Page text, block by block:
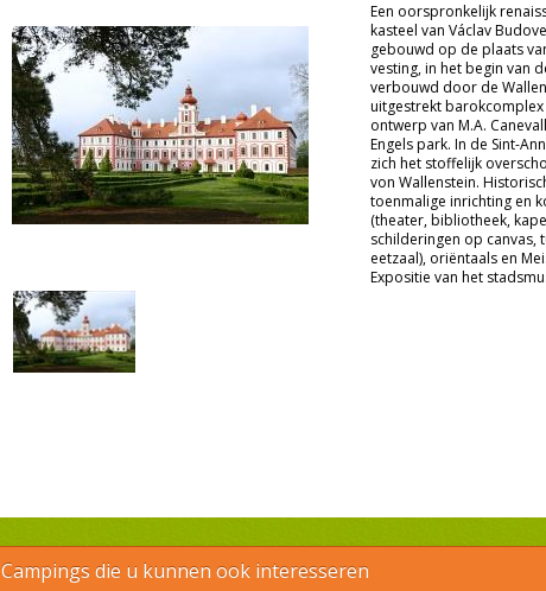
Een oorspronkelijk
kasteel van Václav
gebouwd op de plaats
vesting, in het begin van
verbouwd door de
uitgestrekt barokcomplex
ontwerp van M.A.
Engels park. In de Sint-
zich het stoffelijk
von Wallenstein.
toenmalige inrichting en
(theater, bibliotheek,
schilderingen op canvas,
eetzaal), oriëntaals en
Expositie van het
Campings die u kunnen ook interesseren